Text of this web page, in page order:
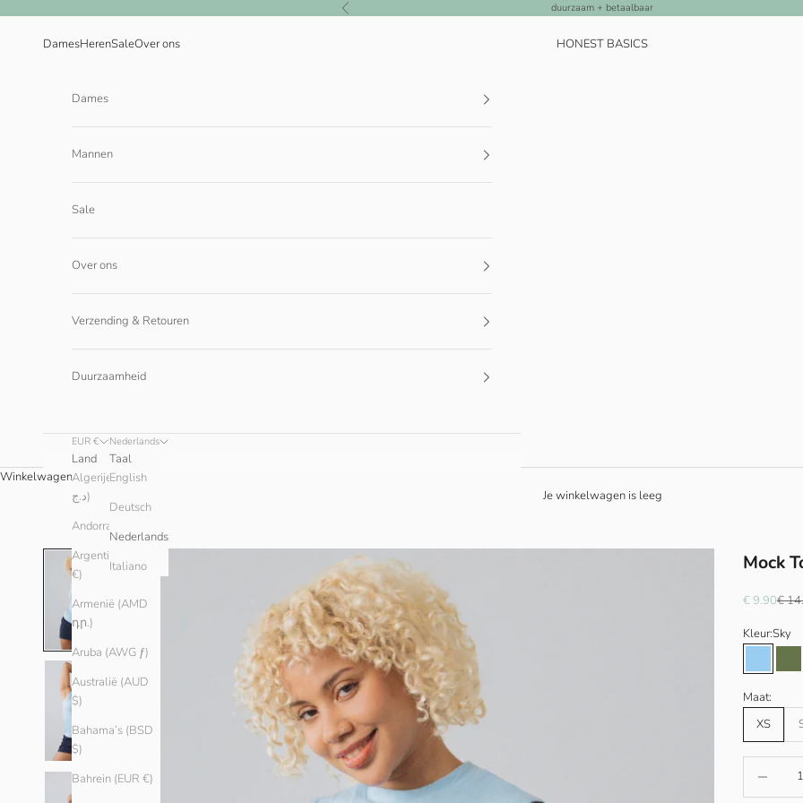
Vorige duurzaam + betaalbaar
HONEST BASICS
DamesHerenSaleOver ons
Dames
Mannen
Sale
Over ons
Verzending & Retouren
Duurzaamheid
EUR €
Land
Algerije (DZD
د.ج)
Andorra (EUR €)
Argentinië (EUR
€)
Armenië (AMD
դր.)
Aruba (AWG ƒ)
Australië (AUD
$)
Bahama’s (BSD
$)
Bahrein (EUR €)
Nederlands
Taal
English
Deutsch
Nederlands
Italiano
Winkelwagen
Je winkelwagen is leeg
Mock
€ 9.90€
Kleur:Sky
Maat:
XS